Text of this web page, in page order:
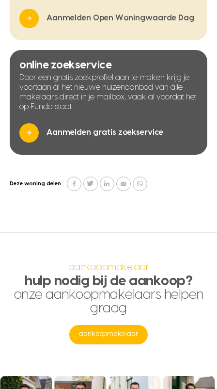
Aanmelden Open Woningwaarde Dag
online zoekservice
Door een gratis zoekprofiel aan te maken krijg je
voortaan ál het nieuwe huizenaanbod van álle
makelaars direct in je mailbox, vaak al voordat het
op Funda staat.
Aanmelden gratis zoekservice
Deze woning delen
aankoopmakelaar
hulp nodig bij de aankoop?
onze aankoopmakelaars helpen
graag
aankoopmakelaar